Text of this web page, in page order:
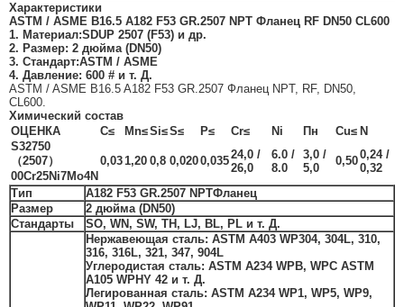
Характеристики
ASTM / ASME B16.5 A182 F53 GR.2507 NPT Фланец RF DN50 CL600
1. Материал:SDUP 2507 (F53) и др.
2. Размер: 2 дюйма (DN50)
3. Стандарт:ASTM / ASME
4. Давление: 600 # и т. Д.
ASTM / ASME B16.5 A182 F53 GR.2507 Фланец NPT, RF, DN50,
CL600.
Химический состав
ОЦЕНКА
C≤ Mn≤Si≤S≤ P≤ Cr≤ Ni Пн Cu≤ N
S32750
（2507）
00Cr25Ni7Mo4N
0,031,20 0,8 0,0200,03524,0 /
26,0
6.0 /
8.0
3,0 /
5,0
0,500,24 /
0,32
Тип
A182 F53 GR.2507 NPTФланец
Размер
2 дюйма (DN50)
Стандарты
SO, WN, SW, TH, LJ, BL, PL и т. Д.
Нержавеющая сталь: ASTM A403 WP304, 304L, 310,
316, 316L, 321, 347, 904L
Углеродистая сталь: ASTM A234 WPB, WPC ASTM
A105 WPHY 42 и т. Д.
Легированная сталь: ASTM A234 WP1, WP5, WP9,